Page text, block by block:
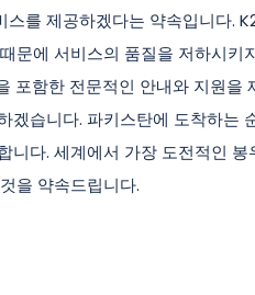
를 제공하겠다는 약속입니다.
문에 서비스의 품질을 저하시
포함한 전문적인 안내와 지원을
습니다. 파키스탄에 도착하는
다. 세계에서 가장 도전적인
을 약속드립니다.